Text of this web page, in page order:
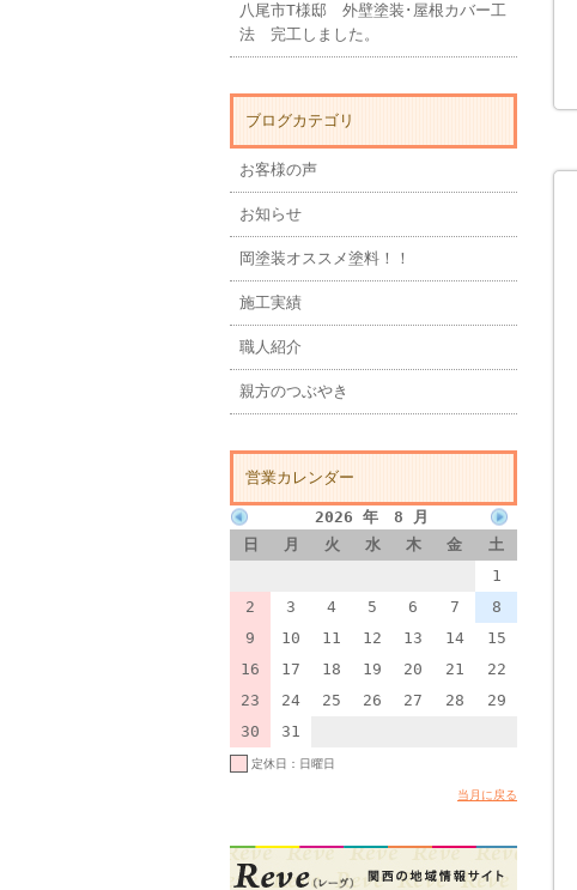
八尾市T様邸 外壁塗装･屋根カバー工
法 完工しました。
ブログカテゴリ
お客様の声
お知らせ
岡塗装オススメ塗料！！
施工実績
職人紹介
親方のつぶやき
営業カレンダー
2026 年 8 月
日
月 火 水 木 金
土
1
2
3 4 5 6 7
8
9
10 11 12 13 14
15
16
17 18 19 20 21
22
23
24 25 26 27 28
29
30
31
定休日：日曜日
当月に戻る